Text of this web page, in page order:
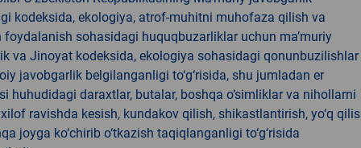
kodeksida, ekologiya, atrof-muhitni muhofaza qilish va
sohasidagi huquqbuzarliklar uchun ma’muriy
va Jinoyat kodeksida, ekologiya sohasidagi qonunbuzilishlar
javobgarlik belgilanganligi to‘g‘risida, shu jumladan er
huhudidagi daraxtlar, butalar, boshqa o‘simliklar va nihollarni
ravishda kesish, kundakov qilish, shikastlantirish, yo‘q
joyga ko‘chirib o‘tkazish taqiqlanganligi to‘g‘risida